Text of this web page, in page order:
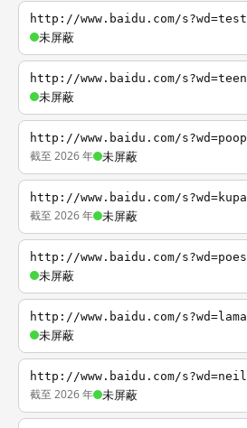
http://www.baidu.com/s?wd=test
未屏蔽
http://www.baidu.com/s?wd=teen
未屏蔽
http://www.baidu.com/s?wd=poop
截至 2026 年 未屏蔽
http://www.baidu.com/s?wd=kupa
截至 2026 年 未屏蔽
http://www.baidu.com/s?wd=poes
未屏蔽
http://www.baidu.com/s?wd=lama
未屏蔽
http://www.baidu.com/s?wd=neil
截至 2026 年 未屏蔽